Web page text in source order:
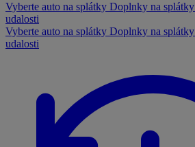
Vyberte auto na splátky Doplnky na splátky
udalosti
Vyberte auto na splátky Doplnky na splátky
udalosti